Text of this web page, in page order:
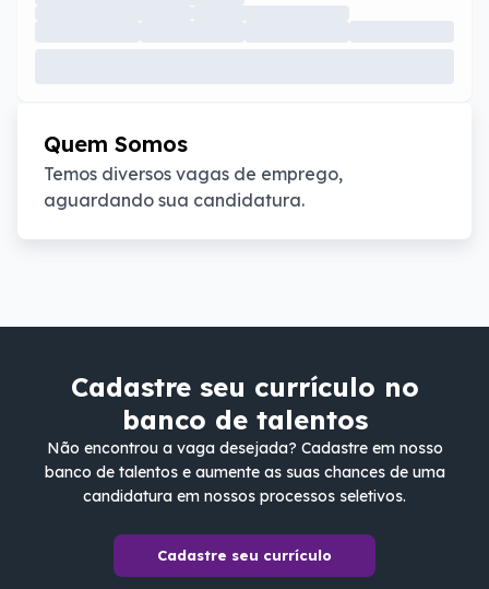
Quem Somos
Temos diversos vagas de emprego,
aguardando sua candidatura.
Cadastre seu currículo no
banco de talentos
Não encontrou a vaga desejada? Cadastre em nosso
banco de talentos e aumente as suas chances de uma
candidatura em nossos processos seletivos.
Cadastre seu currículo